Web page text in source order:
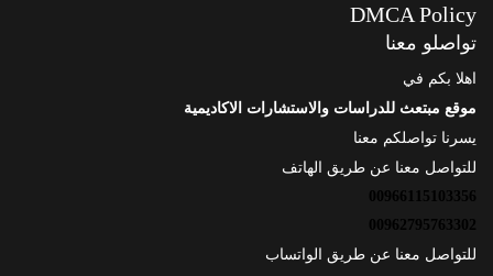
DMCA Policy
تواصلو معنا
اهلا بكم في
موقع مبتعث للدراسات والاستشارات الاكاديمية
يسرنا تواصلكم معنا
للتواصل معنا عن طريق الهاتف
00966115103356
00962795763302
للتواصل معنا عن طريق الواتساب